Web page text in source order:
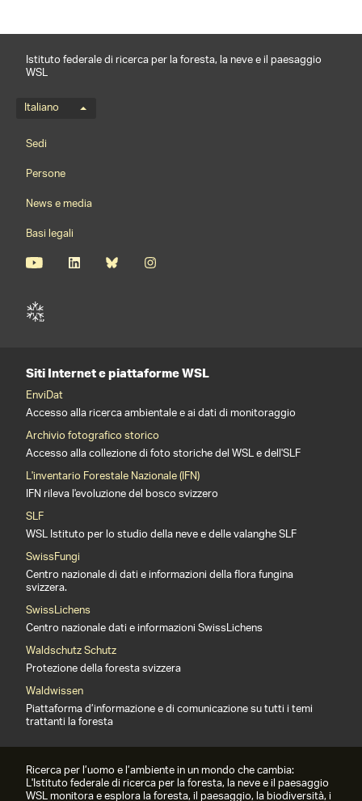
Istituto federale di ricerca per la foresta, la neve e il paesaggio
WSL
Menu della lingua
Italiano
Footernavigation
Sedi
Persone
News e media
Basi legali
Siti Internet e piattaforme WSL
EnviDat
Accesso alla ricerca ambientale e ai dati di monitoraggio
Archivio fotografico storico
Accesso alla collezione di foto storiche del WSL e dell'SLF
L'inventario Forestale Nazionale (IFN)
IFN rileva l'evoluzione del bosco svizzero
SLF
WSL Istituto per lo studio della neve e delle valanghe SLF
SwissFungi
Centro nazionale di dati e informazioni della flora fungina
svizzera.
SwissLichens
Centro nazionale dati e informazioni SwissLichens
Waldschutz Schutz
Protezione della foresta svizzera
Waldwissen
Piattaforma d’informazione e di comunicazione su tutti i temi
trattanti la foresta
Ricerca per l’uomo e l’ambiente in un mondo che cambia:
L'Istituto federale di ricerca per la foresta, la neve e il paesaggio